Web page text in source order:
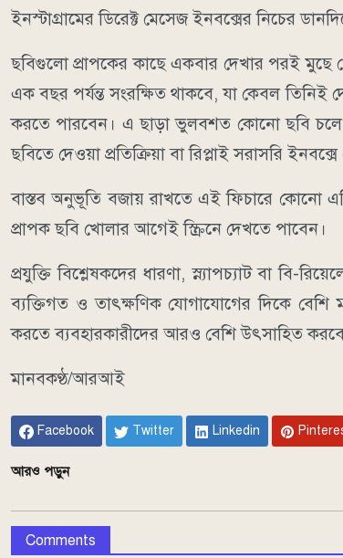
ইনস্টাগ্রামের ডিরেক্ট মেসেজ ইনবক্সের নিচের
ছবিগুলো প্রাপকের কাছে একবার দেখার পরই মুছে
এক বছর পর্যন্ত সংরক্ষিত থাকবে, যা কেবল তিনিই
করতে পারবেন। এ ছাড়া ভুলবশত কোনো ছবি
ছবিতে দেওয়া প্রতিক্রিয়া বা রিপ্লাই সরাসরি
বাস্তব অনুভূতি বজায় রাখতে এই ফিচারে কোনো
প্রাপক ছবি খোলার আগেই স্ক্রিনে দেখতে পাবেন।
প্রযুক্তি বিশ্লেষকদের ধারণা, স্ন্যাপচ্যাট বা বি-
ব্যক্তিগত ও তাৎক্ষণিক যোগাযোগের দিকে বেশি
করতে ব্যবহারকারীদের আরও বেশি উৎসাহিত
মানবকণ্ঠ/আরআই
Facebook Twitter Linkedin
আরও পড়ুন
Comments